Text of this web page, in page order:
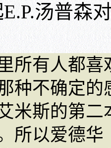
汤普森
有人都喜
种不确定的
米斯的第
所以爱德